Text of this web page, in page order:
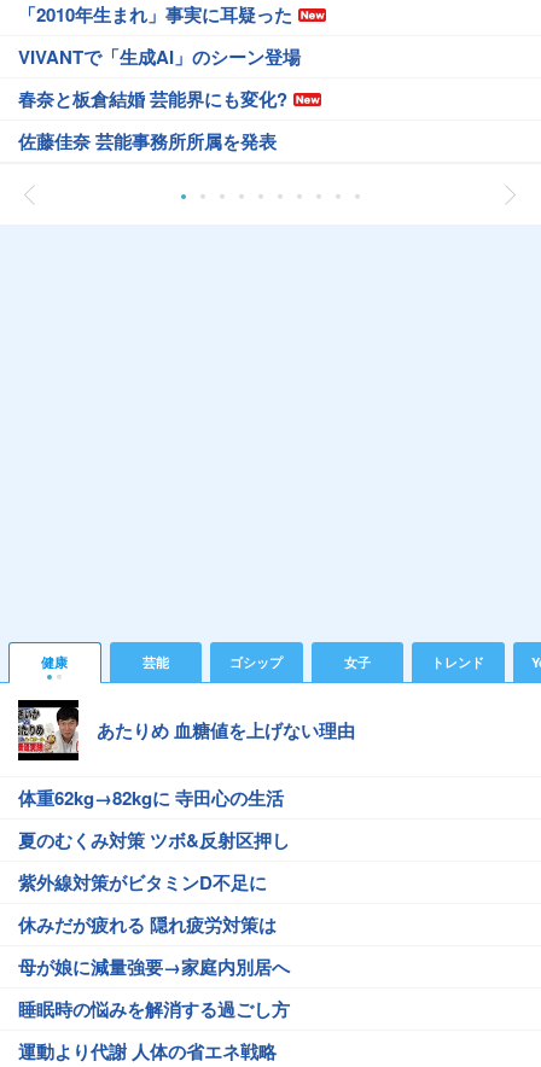
「2010年生まれ」事実に耳疑った
VIVANTで「生成AI」のシーン登場
春奈と板倉結婚 芸能界にも変化?
佐藤佳奈 芸能事務所所属を発表
健康 芸能 ゴシップ 女子 トレンド
あたりめ 血糖値を上げない理由
体重62kg→82kgに 寺田心の生活
夏のむくみ対策 ツボ&反射区押し
紫外線対策がビタミンD不足に
休みだが疲れる 隠れ疲労対策は
母が娘に減量強要→家庭内別居へ
睡眠時の悩みを解消する過ごし方
運動より代謝 人体の省エネ戦略